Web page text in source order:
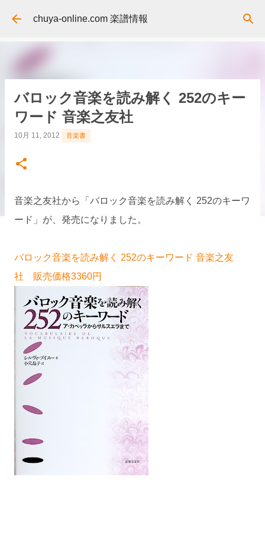
スキップしてメイン コンテンツに移動
chuya-online.com 楽譜情報
バロック音楽を読み解く 252のキー
ワード 音楽之友社
10月 11, 2012 音楽書
音楽之友社から「バロック音楽を読み解く 252のキーワ
ード」が、発売になりました。
バロック音楽を読み解く 252のキーワード 音楽之友
社 販売価格3360円